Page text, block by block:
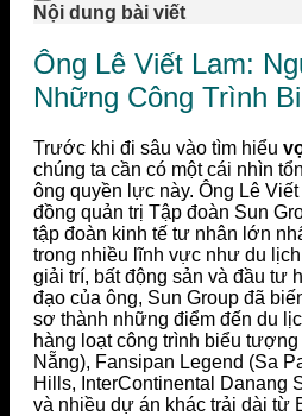
Nội dung bài viết
Ông Lê Viết Lam:
Những Công Trình
Trước khi đi sâu vào tìm hiểu
chúng ta cần có một cái nhìn
ông quyền lực này. Ông Lê
đồng quản trị Tập đoàn Sun
tập đoàn kinh tế tư nhân lớn
trong nhiều lĩnh vực như du
giải trí, bất động sản và đầu tư
đạo của ông, Sun Group đã
sơ thành những điểm đến du
hàng loạt công trình biểu
Nẵng), Fansipan Legend (Sa
Hills, InterContinental Danang
và nhiều dự án khác trải dài từ